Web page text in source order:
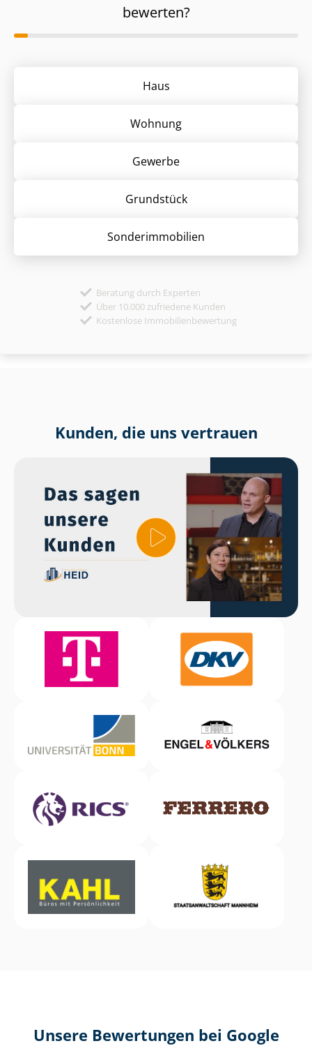
bewerten?
Haus
Wohnung
Gewerbe
Grund­stück
Sonder­immobilien
Beratung durch Experten
Über 10.000 zufriedene Kunden
Kostenlose Immobilienbewertung
Kunden, die uns vertrauen
Unsere Bewertungen bei Google